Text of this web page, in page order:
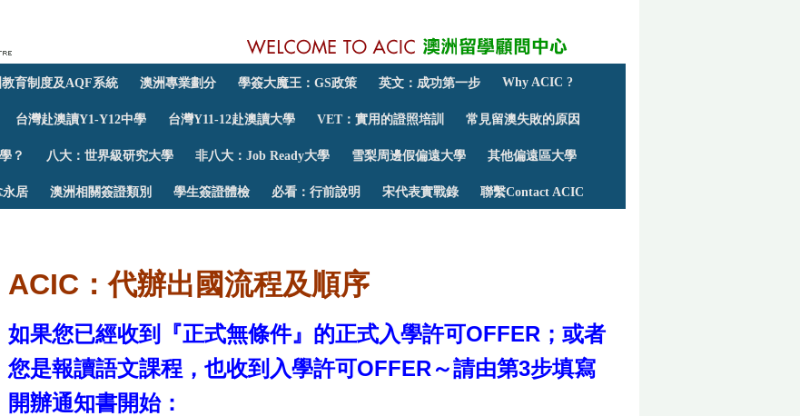
育制度及AQF系統 澳洲專業劃分 學簽大魔王：GS政策 英文：成功第一步 Why ACIC ?
台灣赴澳讀Y1-Y12中學 台灣Y11-12赴澳讀大學 VET：實用的證照培訓 常見留澳失敗的原因
？ 八大：世界級研究大學 非八大：Job Ready大學 雪梨周邊假偏遠大學 其他偏遠區大學
永居 澳洲相關簽證類別 學生簽證體檢 必看：行前說明 宋代表實戰錄 聯繫Contact ACIC
ACIC ：代辦出國流程及順序
如果您已經收到『正式無條件』的正式入學許可OFFER； 或者
您是報讀語文課程，也收到入學許可OFFER ～請由第3步填寫
開辦通知書開始：